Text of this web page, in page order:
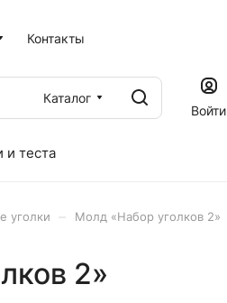
Контакты
Каталог
Войти
теста
уголки Молд «Набор уголков 2»
2»